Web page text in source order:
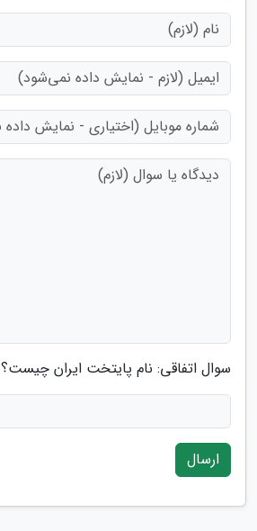
سوال اتفاقی: نام پایتخت ایران چیست؟
ارسال